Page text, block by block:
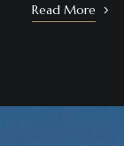
Read More